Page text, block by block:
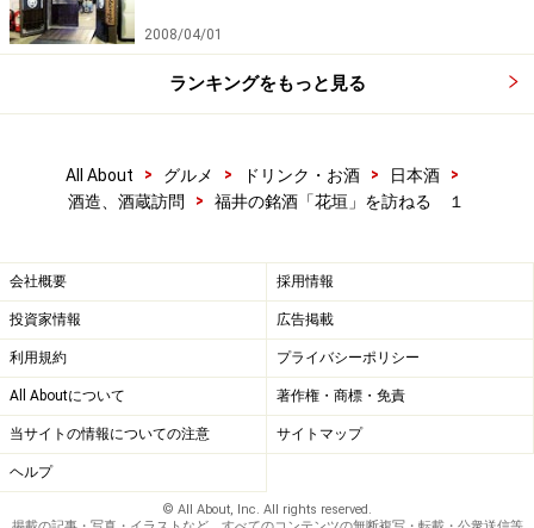
2008/04/01
ランキングをもっと見る
All About > グルメ > ドリンク・お酒 > 日本酒
>
酒造、酒蔵訪問
> 福井の銘酒「花垣」を訪ねる １
会社概要 採用情報
投資家情報 広告掲載
利用規約 プライバシーポリシー
All Aboutについて 著作権・商標・免責
当サイトの情報についての注意 サイトマップ
ヘルプ
© All About, Inc. All rights reserved.